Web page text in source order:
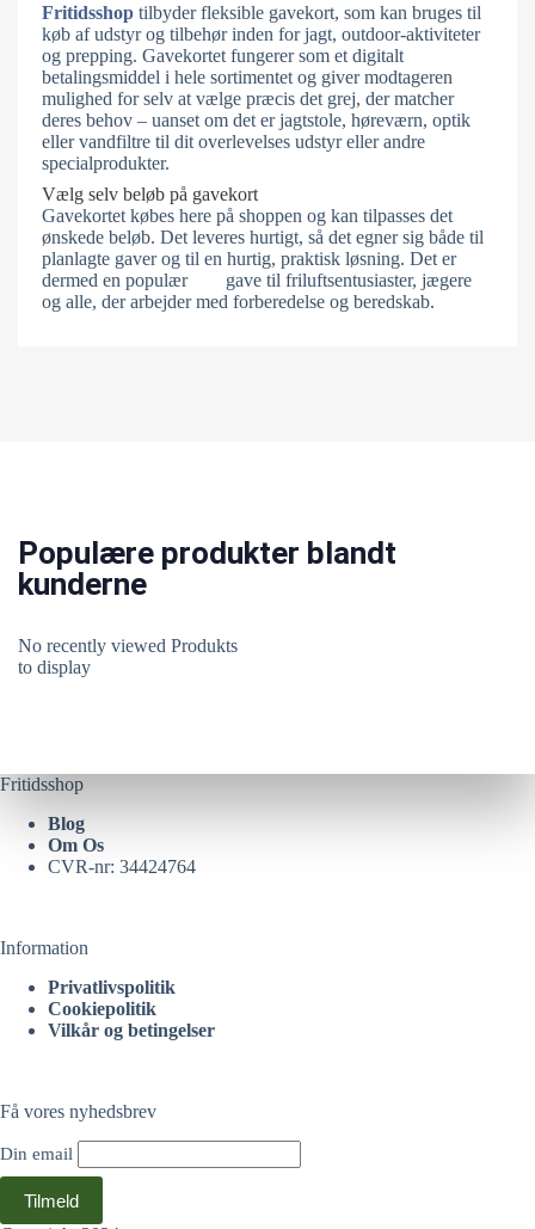
Fritidsshop tilbyder fleksible gavekort, som kan bruges til
køb af udstyr og tilbehør inden for jagt, outdoor-aktiviteter
og prepping. Gavekortet fungerer som et digitalt
betalingsmiddel i hele sortimentet og giver modtageren
mulighed for selv at vælge præcis det grej, der matcher
deres behov – uanset om det er jagtstole, høreværn, optik
eller vandfiltre til dit overlevelses udstyr eller andre
specialprodukter.
Vælg selv beløb på gavekort
Gavekortet købes here på shoppen og kan tilpasses det
ønskede beløb. Det leveres hurtigt, så det egner sig både til
planlagte gaver og til en hurtig, praktisk løsning. Det er
dermed en populær gave til friluftsentusiaster, jægere
og alle, der arbejder med forberedelse og beredskab.
Populære produkter blandt
kunderne
No recently viewed Produkts
to display
Fritidsshop
Blog
Om Os
CVR-nr: 34424764
Information
Privatlivspolitik
Cookiepolitik
Vilkår og betingelser
Få vores nyhedsbrev
Din email
Tilmeld